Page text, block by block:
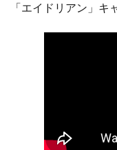
「エイドリアン」キ